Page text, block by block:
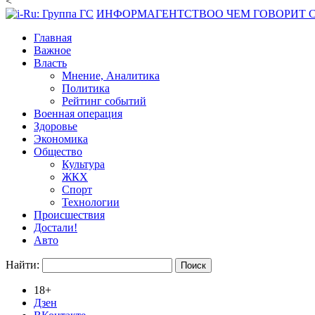
ИНФОРМАГЕНТСТВОО ЧЕМ ГОВОРИТ
Главная
Важное
Власть
Мнение, Аналитика
Политика
Рейтинг событий
Военная операция
Здоровье
Экономика
Общество
Культура
ЖКХ
Спорт
Технологии
Происшествия
Достали!
Авто
Найти:
18+
Дзен